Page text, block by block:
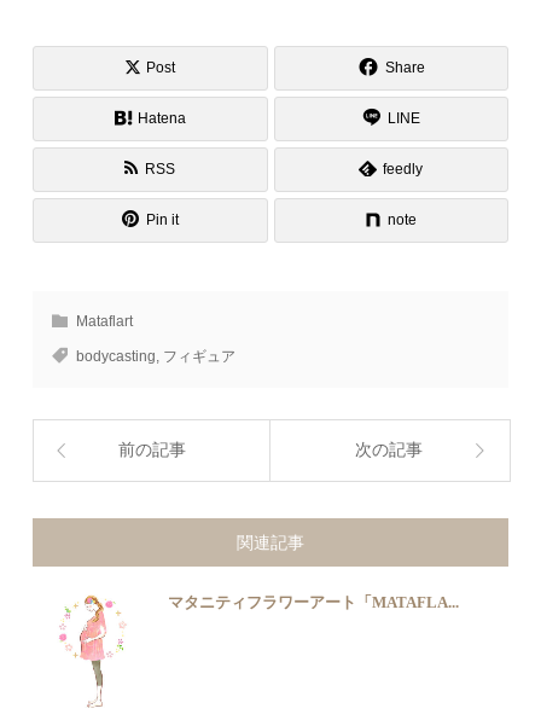
Post Share
Hatena LINE
RSS feedly
Pin it note
Mataflart
bodycasting フィギュア
前の記事 次の記事
関連記事
マタニティフラワーアート「MATAFLA...